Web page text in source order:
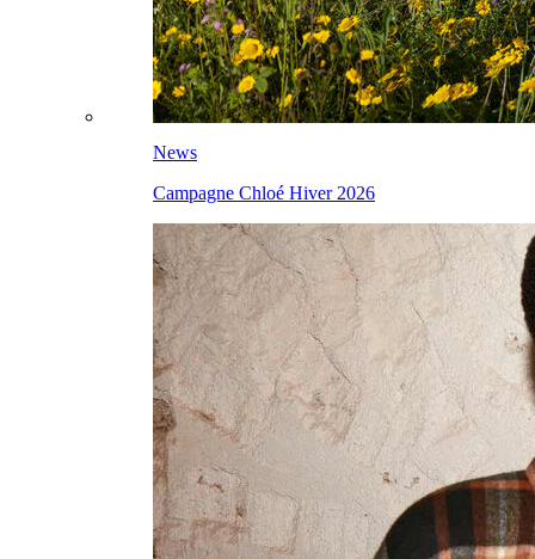
News
Campagne Chloé Hiver 2026